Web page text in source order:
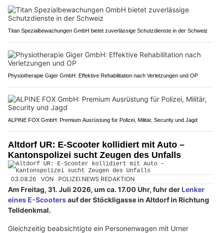
Titan Spezialbewachungen GmbH bietet zuverlässige Schutzdienste in der Schweiz
Physiotherapie Giger GmbH: Effektive Rehabilitation nach Verletzungen und OP
ALPINE FOX GmbH: Premium Ausrüstung für Polizei, Militär, Security und Jagd
Altdorf UR: E-Scooter kollidiert mit Auto –
Kantonspolizei sucht Zeugen des Unfalls
03.08.26 VON POLIZEI.NEWS REDAKTION
Am Freitag, 31. Juli 2026, um ca. 17.00 Uhr, fuhr der Lenker
eines E-Scootersauf der Stöckligasse in Altdorf in Richtung
Telldenkmal.
Gleichzeitig beabsichtigte ein Personenwagen mit Urner